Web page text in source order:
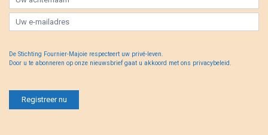
De Stichting Fournier-Majoie respecteert uw privé-leven.
Door u te abonneren op onze nieuwsbrief gaat u akkoord met ons privacybeleid.